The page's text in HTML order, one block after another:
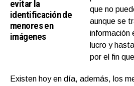
evitar la
identificación de
menores en
imágenes
que no
aunque se
información
lucro y
por el fin
Existen hoy en día, además, los